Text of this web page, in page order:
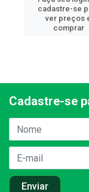
cadastre-se
ver preços
comprar
Cadastre-se